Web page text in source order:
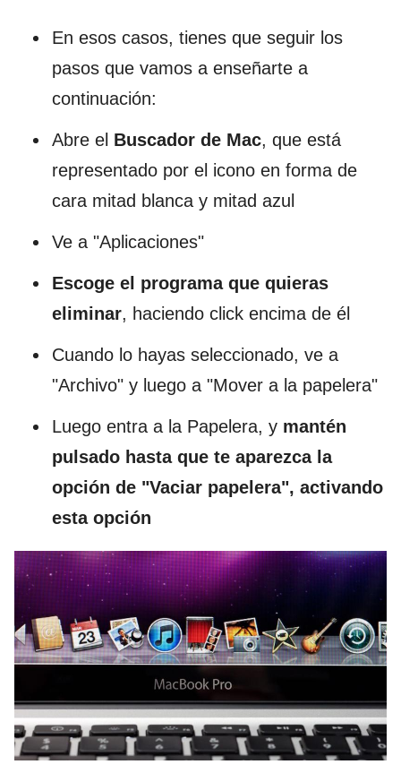
En esos casos, tienes que seguir los
pasos que vamos a enseñarte a
continuación:
Abre el Buscador de Mac, que está
representado por el icono en forma de
cara mitad blanca y mitad azul
Ve a "Aplicaciones"
Escoge el programa que quieras
eliminar, haciendo click encima de él
Cuando lo hayas seleccionado, ve a
"Archivo" y luego a "Mover a la papelera"
Luego entra a la Papelera, y mantén
pulsado hasta que te aparezca la
opción de "Vaciar papelera", activando
esta opción